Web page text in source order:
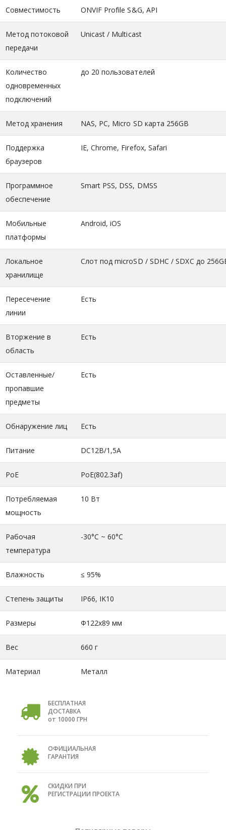
Совместимость ONVIF Profile S&G, API
Метод потоковой
передачи
Unicast / Multicast
Количество
одновременных
подключений
до 20 пользователей
Метод хранения NAS, PC, Micro SD карта 256GB
Поддержка
браузеров
IE, Chrome, Firefox, Safari
Программное
обеспечение
Smart PSS, DSS, DMSS
Мобильные
платформы
Android, iOS
Локальное
хранилище
Слот под microSD / SDHC / SDXC до
Пересечение
линии
Есть
Вторжение в
область
Есть
Оставленные/
пропавшие
предметы
Есть
Обнаружение лиц Есть
Питание DC12В/1,5А
PoE PoE(802.3af)
Потребляемая
мощность
10 Вт
Рабочая
температура
-30°C ~ 60°C
Влажность ≤ 95%
Степень защиты IP66, IK10
Размеры Ф122x89 мм
Вес 660 г
Материал Металл
БЕСПЛАТНАЯ
ДОСТАВКА
от 10000 ГРН
ОФИЦИАЛЬНАЯ
ГАРАНТИЯ
СКИДКИ ПРИ
РЕГИСТРАЦИИ ПРОЕКТА